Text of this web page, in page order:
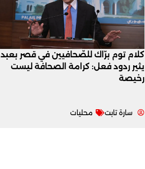
كلام توم برّاك للصّحافيين في قصر بعبدا
يثير ردود فعل: كرامة الصحافة ليست
رخيصة
سارة تابت محليات